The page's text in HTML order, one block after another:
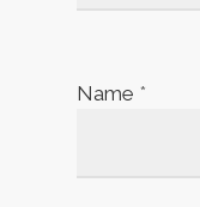
Name *